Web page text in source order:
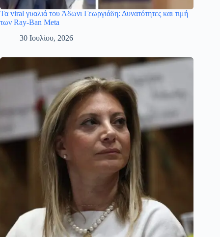
Τα viral γυαλιά του Άδωνι Γεωργιάδη: Δυνατότητες και τιμή
των Ray-Ban Meta
30 Ιουλίου, 2026